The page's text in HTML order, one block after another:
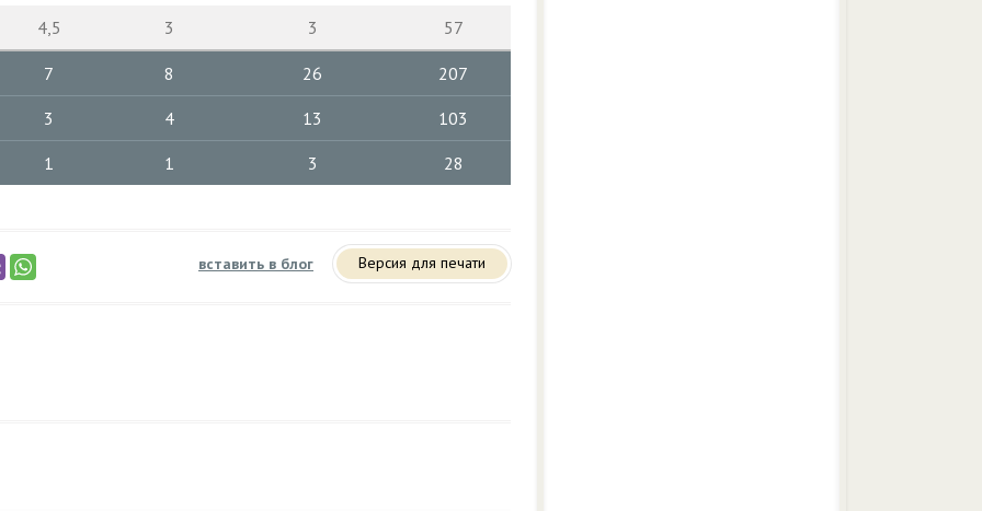
4,5
3 3 57
7 8 26 207
3 4 13 103
1 1 3 28
вставить в блог Версия для печати